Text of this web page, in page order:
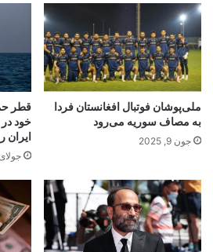
ملی‌پوشان فوتبال افغانستان فردا
به مصاف سوریه می‌رود
جون 9, 2025
قطر
خود
ایران
جولای 7,